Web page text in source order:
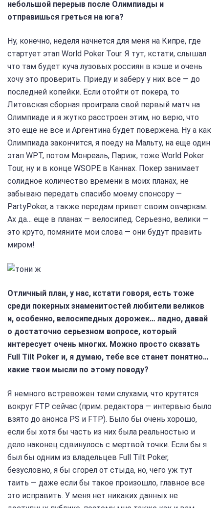
небольшой перерыв после Олимпиады и
отправишься греться на юга?
Ну, конечно, неделя начнется для меня на Кипре, где
стартует этап World Poker Tour. Я тут, кстати, слышал
что там будет куча лузовых россиян в кэше и очень
хочу это проверить. Приеду и заберу у них все — до
последней копейки. Если отойти от покера, то
Литовская сборная проиграла свой первый матч на
Олимпиаде и я жутко расстроен этим, но верю, что
это еще не все и Аргентина будет повержена. Ну а как
Олимпиада закончится, я поеду на Мальту, на еще один
этап WPT, потом Монреаль, Париж, тоже World Poker
Tour, ну и в конце WSOPE в Каннах. Покер занимает
солидное количество времени в моих планах, не
забываю передать спасибо моему спонсору —
PartyPoker, а также передам привет своим овчаркам.
Ах да… еще в планах — велосипед. Серьезно, велики —
это круто, помяните мои слова — они будут править
миром!
Отличный план, у нас, кстати говоря, есть тоже
среди покерных знаменитостей любители великов
и, особенно, велосипедных дорожек… ладно, давай
о достаточно серьезном вопросе, который
интересует очень многих. Можно просто сказать
Full Tilt Poker и, я думаю, тебе все станет понятно…
какие твои мысли по этому поводу?
Я немного встревожен теми слухами, что крутятся
вокруг FTP сейчас (прим. редактора — интервью было
взято до анонса PS и FTP). Было бы очень хорошо,
если бы хотя бы часть из них была реальностью и
дело наконец сдвинулось с мертвой точки. Если бы я
был бы одним из владельцев Full Tilt Poker,
безусловно, я бы сгорел от стыда, но, чего уж тут
таить — даже если бы такое произошло, главное все
это исправить. У меня нет никаких данных не